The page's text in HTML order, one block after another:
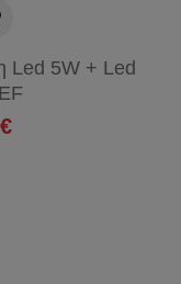
Led 5W + Led